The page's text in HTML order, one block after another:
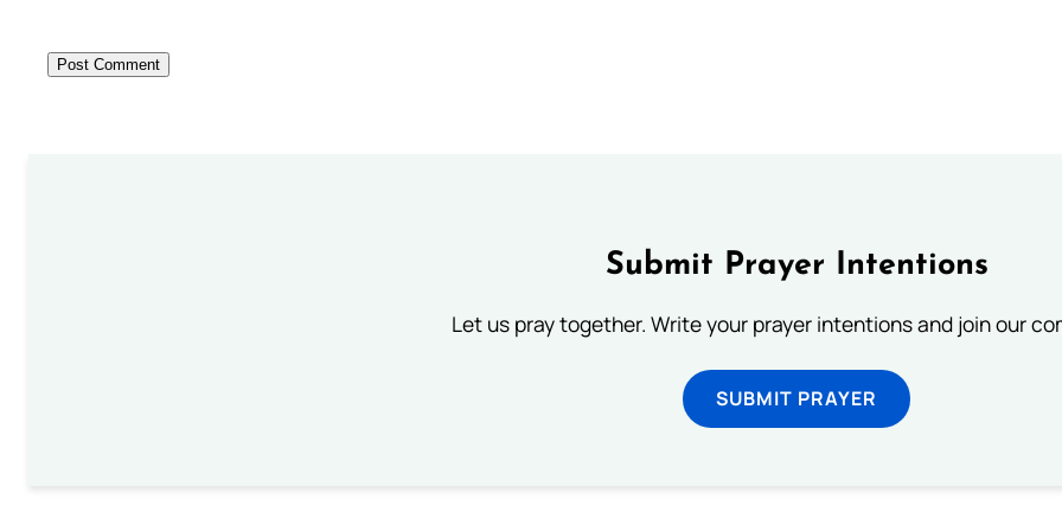
Submit Prayer Intentions
Let us pray together. Write your prayer intentions and join our
SUBMIT PRAYER